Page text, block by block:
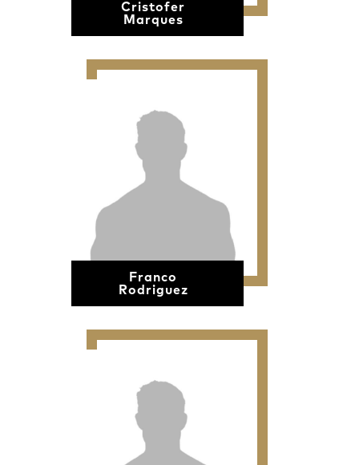
Cristofer
Marques
Franco
Rodriguez